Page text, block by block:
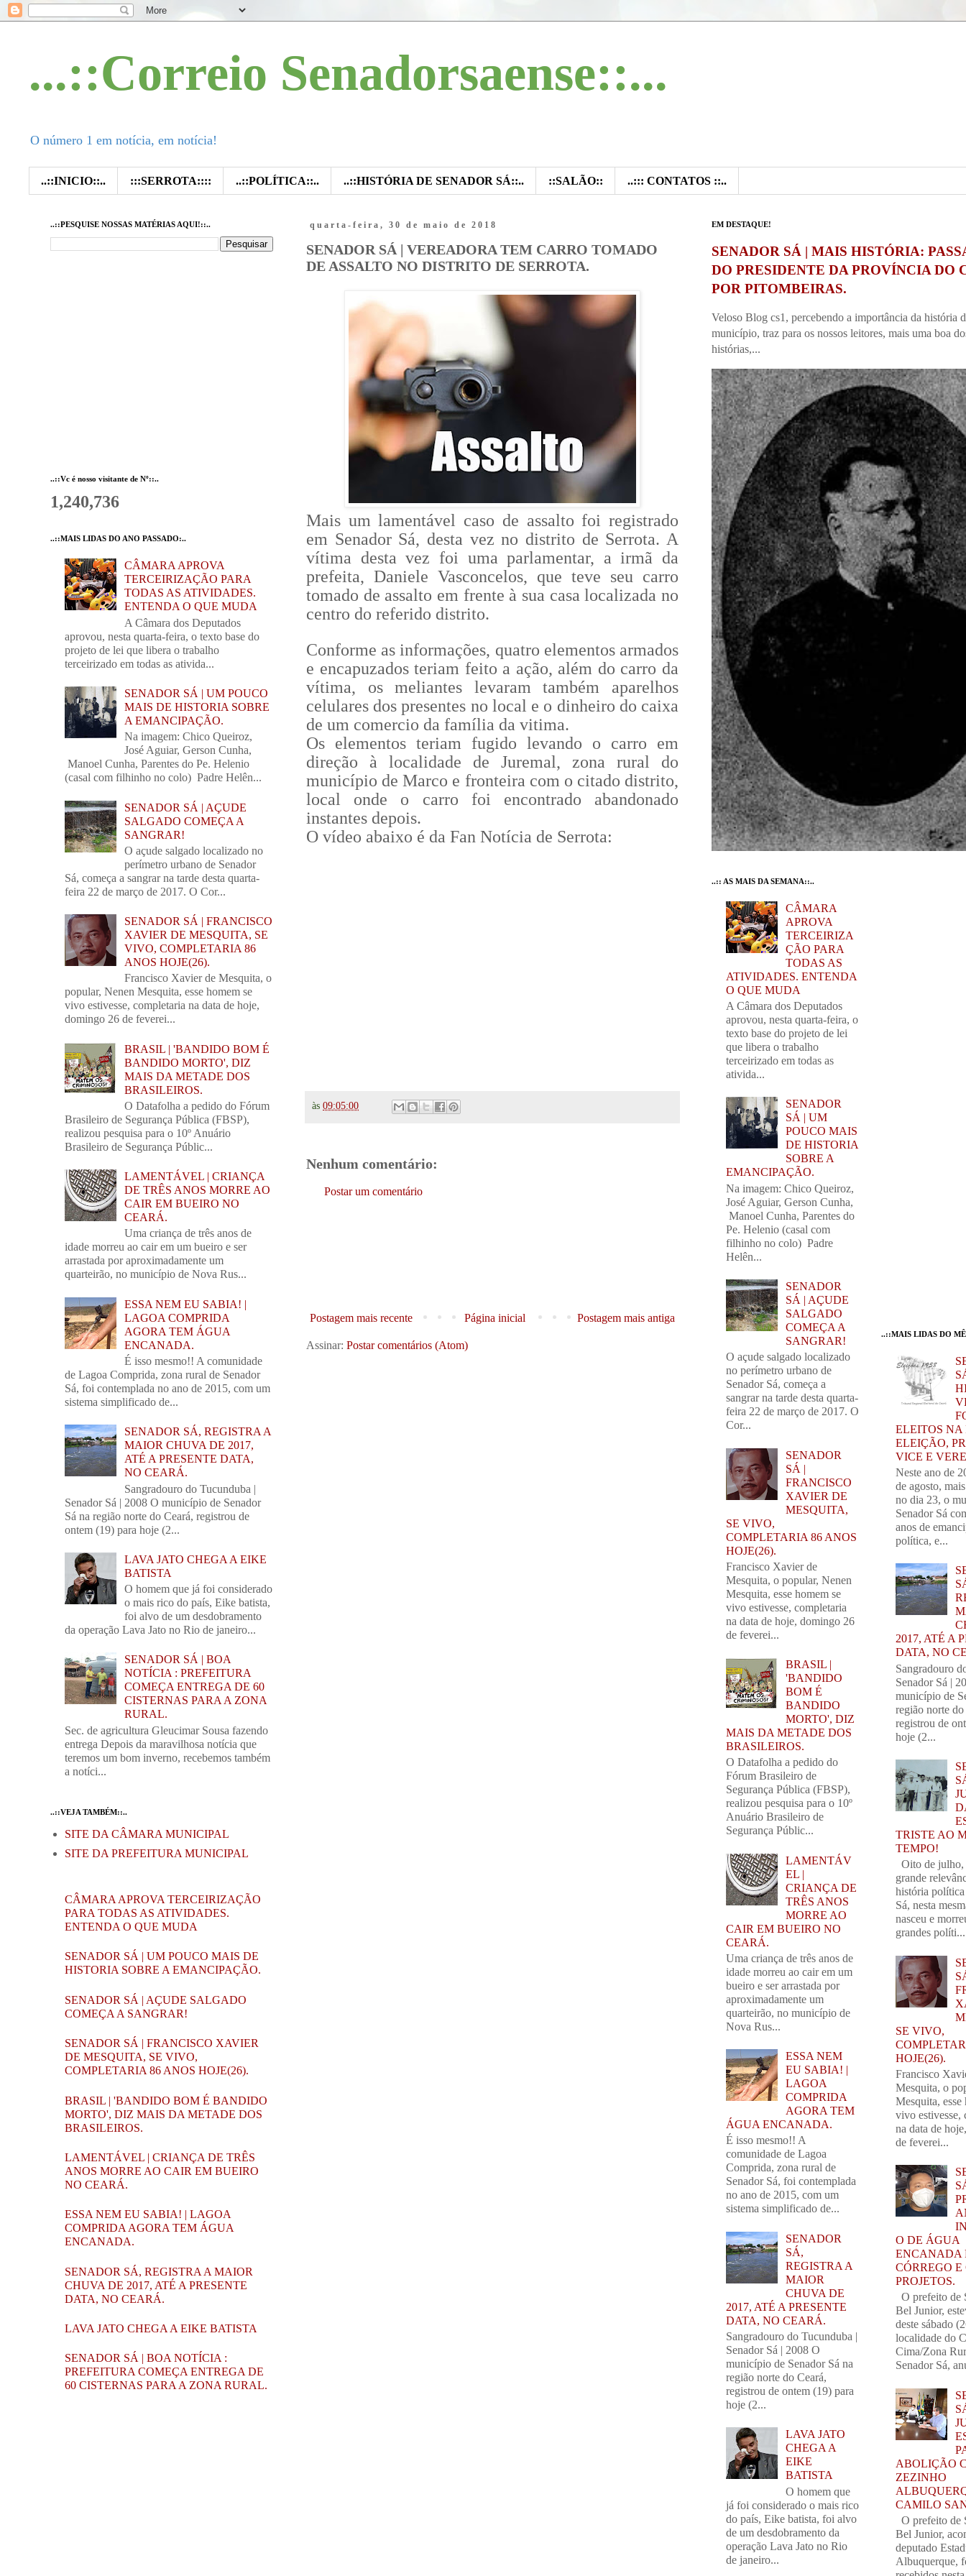
...::Correio Senadorsaense::...
O número 1 em notícia, em notícia!
..::INICIO::.. :::SERROTA:::: ..::POLÍTICA::.. ..::HISTÓRIA DE SENADOR SÁ::.. ::SALÃO:: ..::: CONTATOS ::..
quarta-feira, 30 de maio de 2018
SENADOR SÁ | VEREADORA TEM CARRO TOMADO
DE ASSALTO NO DISTRITO DE SERROTA.
Mais um lamentável caso de assalto foi registrado
em Senador Sá, desta vez no distrito de Serrota. A
vítima desta vez foi uma parlamentar, a irmã da
prefeita, Daniele Vasconcelos, que teve seu carro
tomado de assalto em frente à sua casa localizada no
centro do referido distrito.
Conforme as informações, quatro elementos armados
e encapuzados teriam feito a ação, além do carro da
vítima, os meliantes levaram também aparelhos
celulares dos presentes no local e o dinheiro do caixa
de um comercio da família da vitima.
Os elementos teriam fugido levando o carro em
direção à localidade de Juremal, zona rural do
município de Marco e fronteira com o citado distrito,
local onde o carro foi encontrado abandonado
instantes depois.
O vídeo abaixo é da Fan Notícia de Serrota:
às 09:05:00
Nenhum comentário:
Postar um comentário
Postagem mais recente Postagem mais antiga
Página inicial
Assinar: Postar comentários (Atom)
..::PESQUISE NOSSAS MATÉRIAS AQUI!::..
..::Vc é nosso visitante de Nº::..
1,240,736
..::MAIS LIDAS DO ANO PASSADO:..
CÂMARA APROVA
TERCEIRIZAÇÃO PARA
TODAS AS ATIVIDADES.
ENTENDA O QUE MUDA
A Câmara dos Deputados
aprovou, nesta quarta-feira, o texto base do
projeto de lei que libera o trabalho
terceirizado em todas as ativida...
SENADOR SÁ | UM POUCO
MAIS DE HISTORIA SOBRE
A EMANCIPAÇÃO.
Na imagem: Chico Queiroz,
José Aguiar, Gerson Cunha,
Manoel Cunha, Parentes do Pe. Helenio
(casal com filhinho no colo) Padre Helên...
SENADOR SÁ | AÇUDE
SALGADO COMEÇA A
SANGRAR!
O açude salgado localizado no
perímetro urbano de Senador
Sá, começa a sangrar na tarde desta quarta-
feira 22 de março de 2017. O Cor...
SENADOR SÁ | FRANCISCO
XAVIER DE MESQUITA, SE
VIVO, COMPLETARIA 86
ANOS HOJE(26).
Francisco Xavier de Mesquita, o
popular, Nenen Mesquita, esse homem se
vivo estivesse, completaria na data de hoje,
domingo 26 de feverei...
BRASIL | 'BANDIDO BOM É
BANDIDO MORTO', DIZ
MAIS DA METADE DOS
BRASILEIROS.
O Datafolha a pedido do Fórum
Brasileiro de Segurança Pública (FBSP),
realizou pesquisa para o 10º Anuário
Brasileiro de Segurança Públic...
LAMENTÁVEL | CRIANÇA
DE TRÊS ANOS MORRE AO
CAIR EM BUEIRO NO
CEARÁ.
Uma criança de três anos de
idade morreu ao cair em um bueiro e ser
arrastada por aproximadamente um
quarteirão, no município de Nova Rus...
ESSA NEM EU SABIA! |
LAGOA COMPRIDA
AGORA TEM ÁGUA
ENCANADA.
É isso mesmo!! A comunidade
de Lagoa Comprida, zona rural de Senador
Sá, foi contemplada no ano de 2015, com um
sistema simplificado de...
SENADOR SÁ, REGISTRA A
MAIOR CHUVA DE 2017,
ATÉ A PRESENTE DATA,
NO CEARÁ.
Sangradouro do Tucunduba |
Senador Sá | 2008 O município de Senador
Sá na região norte do Ceará, registrou de
ontem (19) para hoje (2...
LAVA JATO CHEGA A EIKE
BATISTA
O homem que já foi considerado
o mais rico do país, Eike batista,
foi alvo de um desdobramento
da operação Lava Jato no Rio de janeiro...
SENADOR SÁ | BOA
NOTÍCIA : PREFEITURA
COMEÇA ENTREGA DE 60
CISTERNAS PARA A ZONA
RURAL.
Sec. de agricultura Gleucimar Sousa fazendo
entrega Depois da maravilhosa notícia que
teremos um bom inverno, recebemos também
a notíci...
..::VEJA TAMBÉM::..
SITE DA CÂMARA MUNICIPAL
SITE DA PREFEITURA MUNICIPAL
CÂMARA APROVA TERCEIRIZAÇÃO
PARA TODAS AS ATIVIDADES.
ENTENDA O QUE MUDA
SENADOR SÁ | UM POUCO MAIS DE
HISTORIA SOBRE A EMANCIPAÇÃO.
SENADOR SÁ | AÇUDE SALGADO
COMEÇA A SANGRAR!
SENADOR SÁ | FRANCISCO XAVIER
DE MESQUITA, SE VIVO,
COMPLETARIA 86 ANOS HOJE(26).
BRASIL | 'BANDIDO BOM É BANDIDO
MORTO', DIZ MAIS DA METADE DOS
BRASILEIROS.
LAMENTÁVEL | CRIANÇA DE TRÊS
ANOS MORRE AO CAIR EM BUEIRO
NO CEARÁ.
ESSA NEM EU SABIA! | LAGOA
COMPRIDA AGORA TEM ÁGUA
ENCANADA.
SENADOR SÁ, REGISTRA A MAIOR
CHUVA DE 2017, ATÉ A PRESENTE
DATA, NO CEARÁ.
LAVA JATO CHEGA A EIKE BATISTA
SENADOR SÁ | BOA NOTÍCIA :
PREFEITURA COMEÇA ENTREGA DE
60 CISTERNAS PARA A ZONA RURAL.
EM DESTAQUE!
SENADOR SÁ | MAIS HISTÓRIA:
DO PRESIDENTE DA PROVÍNCIA DO
POR PITOMBEIRAS.
Veloso Blog cs1, percebendo a importância da história
município, traz para os nossos leitores, mais uma boa
histórias,...
..:: AS MAIS DA SEMANA::..
CÂMARA
APROVA
TERCEIRIZA
ÇÃO PARA
TODAS AS
ATIVIDADES. ENTENDA
O QUE MUDA
A Câmara dos Deputados
aprovou, nesta quarta-feira, o
texto base do projeto de lei
que libera o trabalho
terceirizado em todas as
ativida...
SENADOR
SÁ | UM
POUCO MAIS
DE HISTORIA
SOBRE A
EMANCIPAÇÃO.
Na imagem: Chico Queiroz,
José Aguiar, Gerson Cunha,
Manoel Cunha, Parentes do
Pe. Helenio (casal com
filhinho no colo) Padre
Helên...
SENADOR
SÁ | AÇUDE
SALGADO
COMEÇA A
SANGRAR!
O açude salgado localizado
no perímetro urbano de
Senador Sá, começa a
sangrar na tarde desta quarta-
feira 22 de março de 2017. O
Cor...
SENADOR
SÁ |
FRANCISCO
XAVIER DE
MESQUITA,
SE VIVO,
COMPLETARIA 86 ANOS
HOJE(26).
Francisco Xavier de
Mesquita, o popular, Nenen
Mesquita, esse homem se
vivo estivesse, completaria
na data de hoje, domingo 26
de feverei...
BRASIL |
'BANDIDO
BOM É
BANDIDO
MORTO', DIZ
MAIS DA METADE DOS
BRASILEIROS.
O Datafolha a pedido do
Fórum Brasileiro de
Segurança Pública (FBSP),
realizou pesquisa para o 10º
Anuário Brasileiro de
Segurança Públic...
LAMENTÁV
EL |
CRIANÇA DE
TRÊS ANOS
MORRE AO
CAIR EM BUEIRO NO
CEARÁ.
Uma criança de três anos de
idade morreu ao cair em um
bueiro e ser arrastada por
aproximadamente um
quarteirão, no município de
Nova Rus...
ESSA NEM
EU SABIA! |
LAGOA
COMPRIDA
AGORA TEM
ÁGUA ENCANADA.
É isso mesmo!! A
comunidade de Lagoa
Comprida, zona rural de
Senador Sá, foi contemplada
no ano de 2015, com um
sistema simplificado de...
SENADOR
SÁ,
REGISTRA A
MAIOR
CHUVA DE
2017, ATÉ A PRESENTE
DATA, NO CEARÁ.
Sangradouro do Tucunduba |
Senador Sá | 2008 O
município de Senador Sá na
região norte do Ceará,
registrou de ontem (19) para
hoje (2...
LAVA JATO
CHEGA A
EIKE
BATISTA
O homem que
já foi considerado o mais rico
do país, Eike batista, foi alvo
de um desdobramento da
operação Lava Jato no Rio
de janeiro...
..::MAIS LIDAS DO
ELEITOS NA
ELEIÇÃO,
VICE E
Neste ano de
de agosto,
no dia 23, o
Senador Sá
anos de
política, e...
2017, ATÉ A
DATA, NO
Sangradouro
Senador Sá |
município de
região norte do
registrou de
hoje (2...
TRISTE AO
TEMPO!
Oito de julho,
grande
história
Sá, nesta
nasceu e
grandes políti...
SE VIVO,
HOJE(26).
Francisco
Mesquita, o
Mesquita, esse
vivo estivesse,
na data de
de feverei...
O DE ÁGUA
ENCANADA
CÓRREGO E
PROJETOS.
O prefeito de
Bel Junior,
deste sábado
localidade do
Cima/Zona
Senador Sá,
ABOLIÇÃO
ZEZINHO
CAMILO
O prefeito de
Bel Junior,
deputado
Albuquerque,